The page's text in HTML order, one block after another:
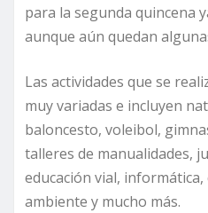
para la segunda quincena
aunque aún quedan
Las actividades que se
muy variadas e incluyen
baloncesto, voleibol,
talleres de manualidades,
educación vial,
ambiente y mucho más.